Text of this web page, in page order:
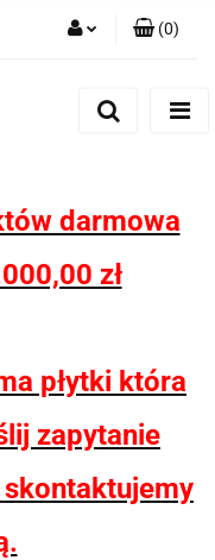
(0)
darmowa
zł
płytki która
zapytanie